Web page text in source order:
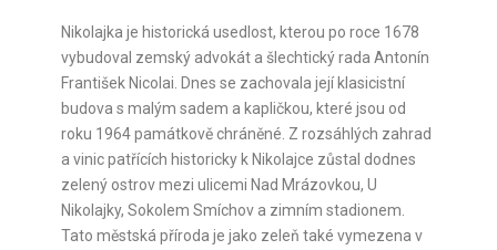
Nikolajka je historická usedlost, kterou po roce 1678
vybudoval zemský advokát a šlechtický rada Antonín
František Nicolai. Dnes se zachovala její klasicistní
budova s malým sadem a kapličkou, které jsou od
roku 1964 památkově chráněné. Z rozsáhlých zahrad
a vinic patřících historicky k Nikolajce zůstal dodnes
zelený ostrov mezi ulicemi Nad Mrázovkou, U
Nikolajky, Sokolem Smíchov a zimním stadionem.
Tato městská příroda je jako zeleň také vymezena v